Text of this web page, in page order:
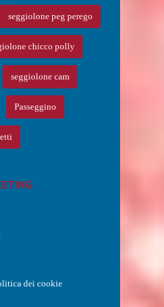
seggiolone peg perego
chicco polly
seggiolone cam
Passeggino
dei cookie